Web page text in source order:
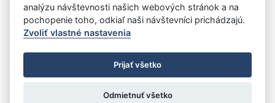
Vystavil:Elektronický kontraktačný systém
Úrad vlády SR
- Všetky práva vyhradené
Prehlásenie o prístupnosti
Zmluvy do 31.12.2010
Nastavenia cookies
analýzu návštevnosti našich webových stránok a na
pochopenie toho, odkiaľ naši návštevníci prichádzajú.
Zvoliť vlastné nastavenia
Prijať všetko
Odmietnuť všetko